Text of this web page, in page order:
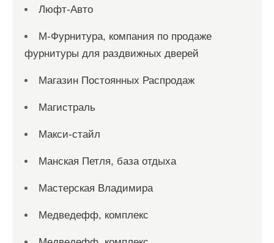
Люфт-Авто
М-Фурнитура, компания по продаже
фурнитуры для раздвижных дверей
Магазин Постоянных Распродаж
Магистраль
Макси-стайл
Манская Петля, база отдыха
Мастерская Владимира
Медведефф, комплекс